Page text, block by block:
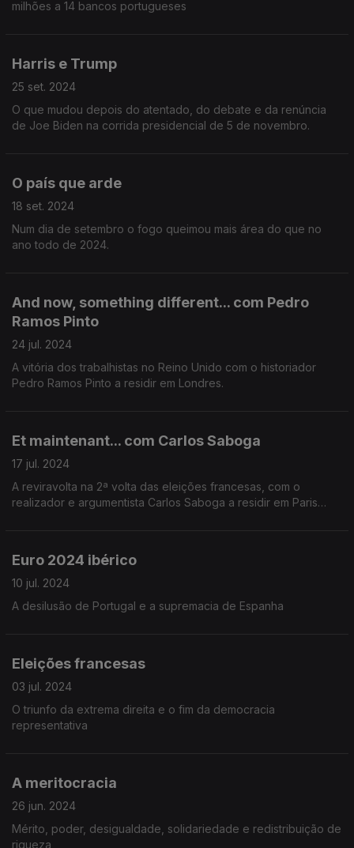
milhões a 14 bancos portugueses
Harris e Trump
25 set. 2024
O que mudou depois do atentado, do debate e da renúncia
de Joe Biden na corrida presidencial de 5 de novembro.
O país que arde
18 set. 2024
Num dia de setembro o fogo queimou mais área do que no
ano todo de 2024.
And now, something different... com Pedro
Ramos Pinto
24 jul. 2024
A vitória dos trabalhistas no Reino Unido com o historiador
Pedro Ramos Pinto a residir em Londres.
Et maintenant... com Carlos Saboga
17 jul. 2024
A reviravolta na 2ª volta das eleições francesas, com o
realizador e argumentista Carlos Saboga a residir em Paris
Euro 2024 ibérico
10 jul. 2024
A desilusão de Portugal e a supremacia de Espanha
Eleições francesas
03 jul. 2024
O triunfo da extrema direita e o fim da democracia
representativa
A meritocracia
26 jun. 2024
Mérito, poder, desigualdade, solidariedade e redistribuição de
riqueza